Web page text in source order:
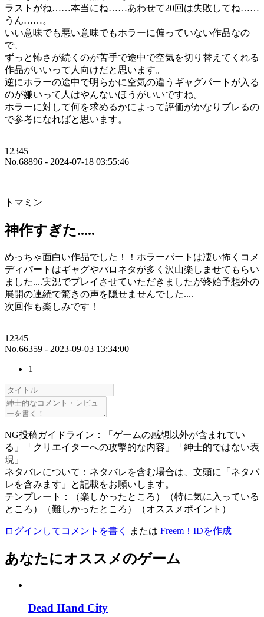
ラストがね……本当にね……あわせて20回は失敗してね……
うん……。
いい意味でも悪い意味でもホラーに偏っていない作品なの
で、
ずっと怖さが続くのが苦手で途中で空気を切り替えてくれる
作品がいいって人向けだと思います。
逆にホラーの途中で明らかに空気の違うギャグパートが入る
のが嫌いって人はやんないほうがいいですね。
ホラーに対して何を求めるかによって評価がかなりブレるの
で参考になればと思います。
12345
No.68896 - 2024-07-18 03:55:46
トマミン
神作すぎた.....
めっちゃ面白い作品でした！！ホラーパートは凄い怖くコメ
ディパートはギャグやパロネタが多く沢山楽しませてもらい
ました....実況でプレイさせていただきましたが終始予想外の
展開の連続で驚きの声を隠せませんでした....
次回作も楽しみです！
12345
No.66359 - 2023-09-03 13:34:00
1
NG投稿ガイドライン：「ゲームの感想以外が含まれてい
る」「クリエイターへの攻撃的な内容」「紳士的ではない表
現」
ネタバレについて：ネタバレを含む場合は、文頭に「ネタバ
レを含みます」と記載をお願いします。
テンプレート：（楽しかったところ）（特に気に入っている
ところ）（難しかったところ）（オススメポイント）
ログインしてコメントを書く または Freem！IDを作成
あなたにオススメのゲーム
Dead Hand City